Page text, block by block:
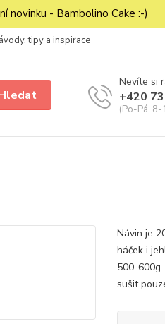
novinku - Bambolino Cake :-)
tipy a inspirace
Nevíte si
+420
(Po-Pá, 8-
Návin je
háček i
500-
sušit